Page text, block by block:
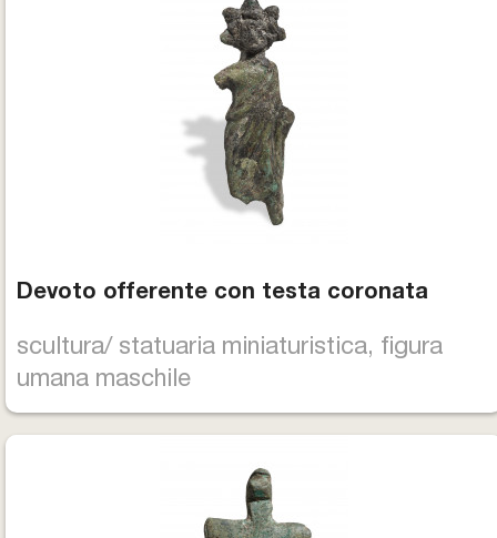
Devoto offerente con testa coronata
scultura/ statuaria miniaturistica, figura
umana maschile